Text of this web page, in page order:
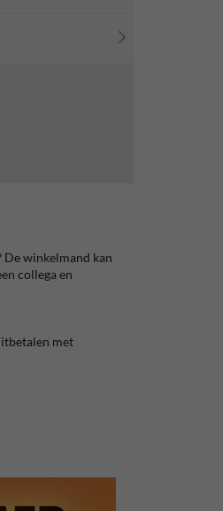
De winkelmand kan
collega en
met